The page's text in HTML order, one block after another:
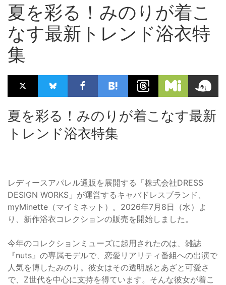
夏を彩る！みのりが着こ
なす最新トレンド浴衣特
集
夏を彩る！みのりが着こなす最新
トレンド浴衣特集
レディースアパレル通販を展開する「株式会社DRESS
DESIGN WORKS」が運営するキャバドレスブランド、
myMinette（マイミネット）。2026年7月8日（水）よ
り、新作浴衣コレクションの販売を開始しました。
今年のコレクションミューズに起用されたのは、雑誌
『nuts』の専属モデルで、恋愛リアリティ番組への出演で
人気を博したみのり。彼女はその透明感とあざと可愛さ
で、Z世代を中心に支持を得ています。そんな彼女が着こ